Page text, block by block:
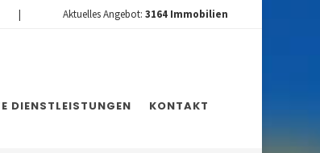
| Aktuelles Angebot: 3164 Immobilien
DIENSTLEISTUNGEN KONTAKT